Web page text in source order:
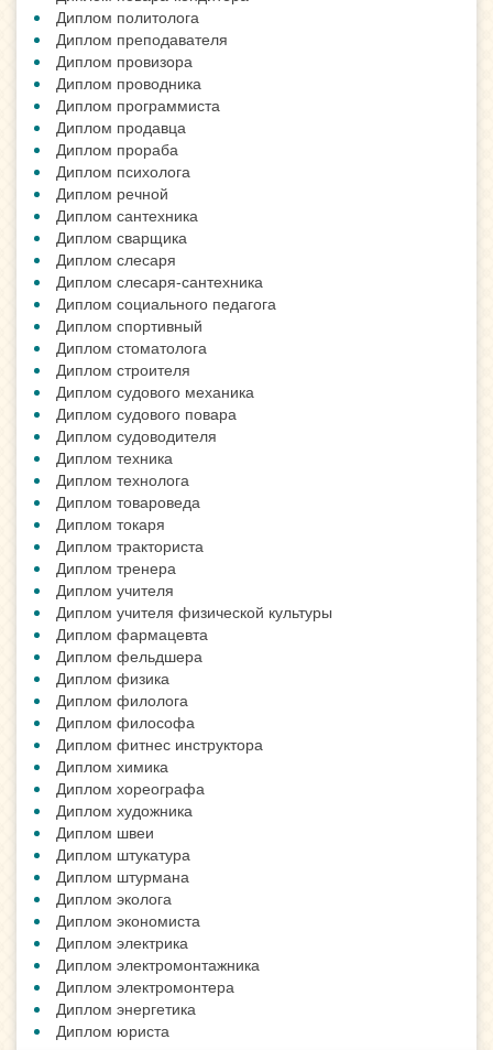
Диплом политолога
Диплом преподавателя
Диплом провизора
Диплом проводника
Диплом программиста
Диплом продавца
Диплом прораба
Диплом психолога
Диплом речной
Диплом сантехника
Диплом сварщика
Диплом слесаря
Диплом слесаря-сантехника
Диплом социального педагога
Диплом спортивный
Диплом стоматолога
Диплом строителя
Диплом судового механика
Диплом судового повара
Диплом судоводителя
Диплом техника
Диплом технолога
Диплом товароведа
Диплом токаря
Диплом тракториста
Диплом тренера
Диплом учителя
Диплом учителя физической культуры
Диплом фармацевта
Диплом фельдшера
Диплом физика
Диплом филолога
Диплом философа
Диплом фитнес инструктора
Диплом химика
Диплом хореографа
Диплом художника
Диплом швеи
Диплом штукатура
Диплом штурмана
Диплом эколога
Диплом экономиста
Диплом электрика
Диплом электромонтажника
Диплом электромонтера
Диплом энергетика
Диплом юриста